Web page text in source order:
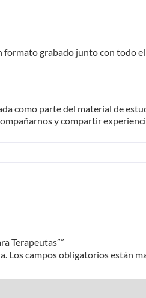
formato grabado junto con todo
como parte del material de
y compartir
Terapeutas””
Los campos obligatorios están